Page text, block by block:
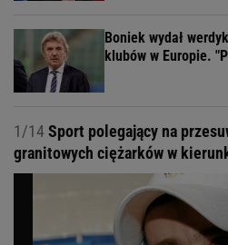
Boniek wydał
klubów w Europie.
1/14Sport polegający na
granitowych ciężarków w